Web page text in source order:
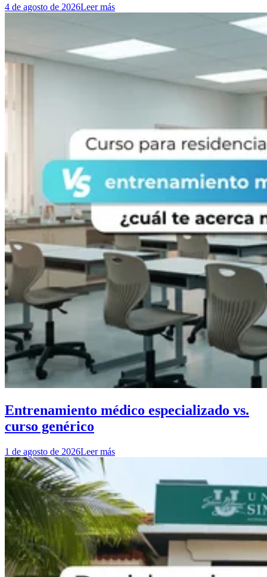
4 de agosto de 2026Leer más
Entrenamiento médico especializado vs.
curso genérico
1 de agosto de 2026Leer más